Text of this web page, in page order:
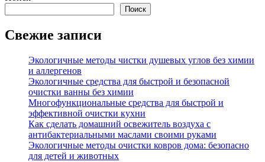
Поиск
Свежие записи
Экологичные методы чистки душевых углов без химии
и аллергенов
Экологичные средства для быстрой и безопасной
очистки ванны без химии
Многофункциональные средства для быстрой и
эффективной очистки кухни
Как сделать домашний освежитель воздуха с
антибактериальными маслами своими руками
Экологичные методы очистки ковров дома: безопасно
для детей и животных